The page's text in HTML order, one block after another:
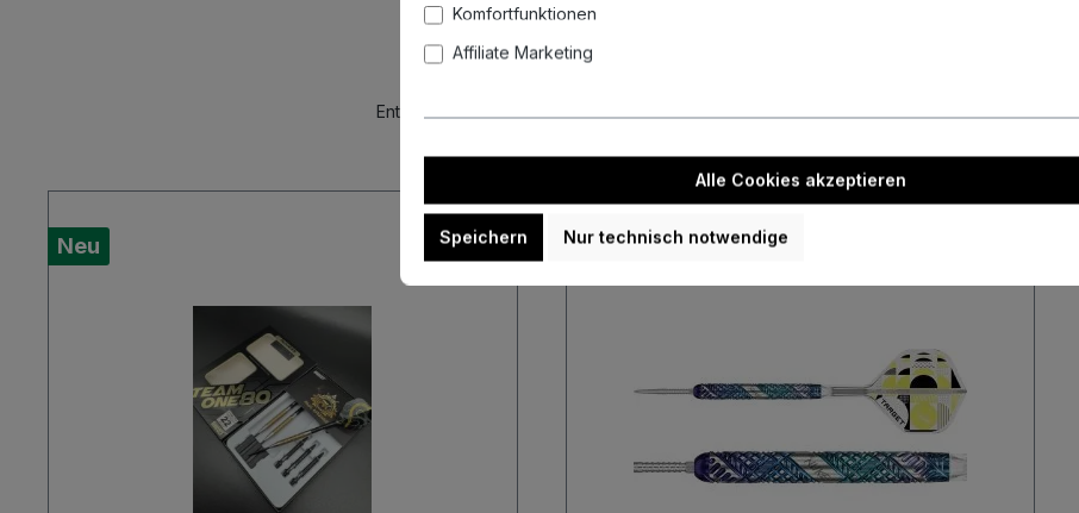
Unsere aktuellen Auktionen
Entdecke unsere aktuellen Auktionen und sichere dir mit etwas Glück echte Schnäppchen.
Neu Neu
Komfortfunktionen
Affiliate Marketing
Alle Cookies akzeptieren
Speichern Nur technisch notwendige